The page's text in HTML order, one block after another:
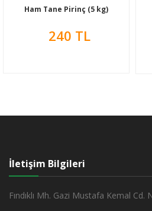
Ham Tane Pirinç (5 kg)
240 TL
İletişim Bilgileri
Fındıklı Mh. Gazi Mustafa Kemal